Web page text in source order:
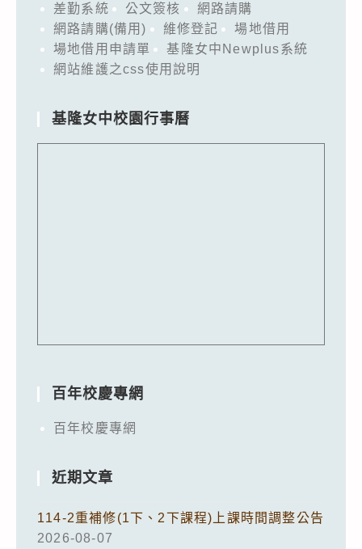
差勤系統 公文簽核
網路請購
網路請購(備用)
維修登記
場地借用
場地借用申請單
基隆女中Newplus系統
網站維護之css使用說明
基隆女中校園行事曆
百年校慶專網
百年校慶專網
近期文章
114-2重補修(1下、2下課程)上課時間調整公告
2026-08-07